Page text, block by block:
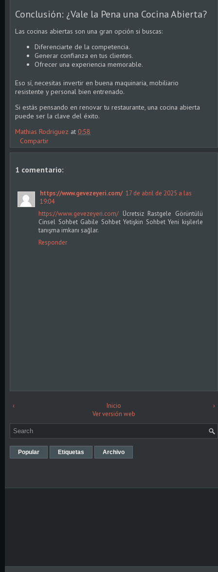
Conclusión: ¿Vale la Pena una Cocina Abierta?
Las cocinas abiertas son una gran opción si buscas:
Diferenciarte de la competencia.
Generar confianza en tus clientes.
Ofrecer una experiencia memorable.
Eso sí, necesitas invertir en buena maquinaria, mobiliario
resistente y personal bien entrenado.
Si estás pensando en renovar tu restaurante, una cocina abierta
puede ser la clave del éxito.
Mathias Rodriguez at 0:58
Compartir
1 comentario:
https://www.gevezeyeri.com/ 17 de abril de 2025 a las
19:04
https://www.gevezeyeri.com/ Ücretsiz Rastgele Görüntülü
Cinsel Sohbet Gabile Sohbet Yetişkin Sohbet Yeni kişilerle
tanışma imkanı sağlar.
Responder
‹ ›
Inicio
Ver versión web
Popular Etiquetas Archivo